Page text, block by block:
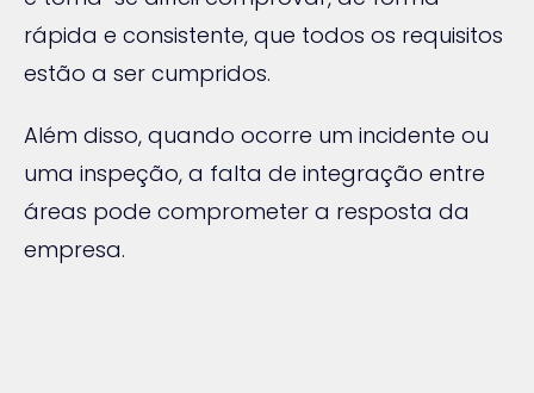
rápida e consistente, que todos os requisitos
estão a ser cumpridos.
Além disso, quando ocorre um incidente ou
uma inspeção, a falta de integração entre
áreas pode comprometer a resposta da
empresa.